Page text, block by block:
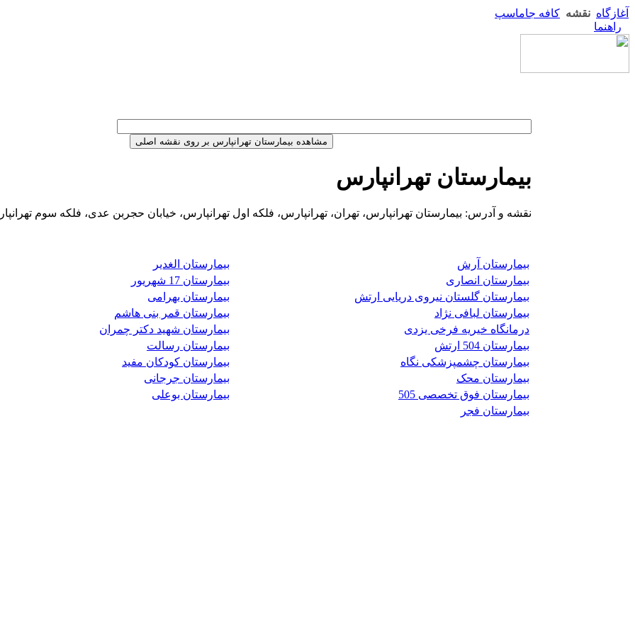
آغازگاه نقشه کافه جاماسپ
راهنما
بیمارستان تهرانپارس
نقشه و آدرس: بیمارستان تهرانپارس، تهران، تهرانپارس، فلکه اول تهرانپارس، خیابان حجربن عدی، فلکه سوم
بیمارستان آرش
بیمارستان الغدیر
بیمارستان انصاری
بیمارستان 17 شهریور
بیمارستان گلستان نیروی دریایی ارتش
بیمارستان بهرامی
بیمارستان لبافی نژاد
بیمارستان قمر بنی هاشم
درمانگاه خیریه فرخی یزدی
بیمارستان شهید دکتر چمران
بیمارستان 504 ارتش
بیمارستان رسالت
بیمارستان چشمپزشکی نگاه
بیمارستان کودکان مفید
بیمارستان محک
بیمارستان جرجانی
بیمارستان فوق تخصصی 505
بیمارستان بوعلی
بیمارستان فجر